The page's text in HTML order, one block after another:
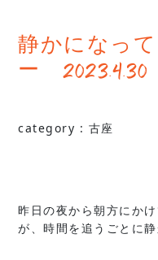
静かになっ
ー 2023.4.30
category : 古座
昨日の夜から朝方にか
が、時間を追うごとに静